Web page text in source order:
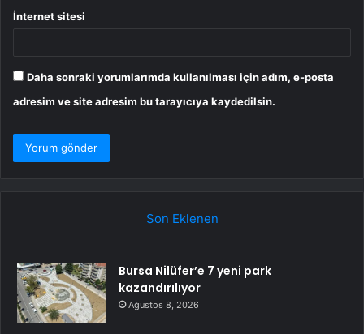
İnternet sitesi
Daha sonraki yorumlarımda kullanılması için adım, e-posta
adresim ve site adresim bu tarayıcıya kaydedilsin.
Son Eklenen
Bursa Nilüfer’e 7 yeni park
kazandırılıyor
Ağustos 8, 2026